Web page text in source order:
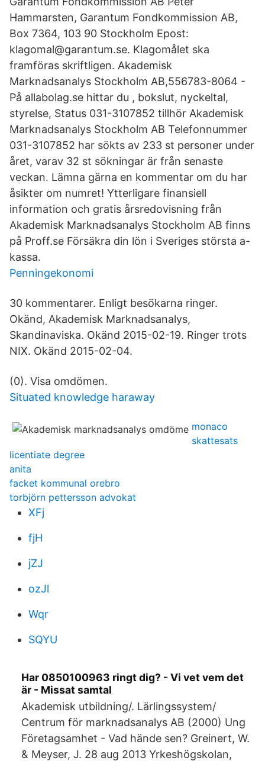
Hammarsten, Garantum Fondkommission AB,
Box 7364, 103 90 Stockholm Epost:
klagomal@garantum.se. Klagomålet ska
framföras skriftligen. Akademisk
Marknadsanalys Stockholm AB,556783-8064 -
På allabolag.se hittar du , bokslut, nyckeltal,
styrelse, Status 031-3107852 tillhör Akademisk
Marknadsanalys Stockholm AB Telefonnummer
031-3107852 har sökts av 233 st personer under
året, varav 32 st sökningar är från senaste
veckan. Lämna gärna en kommentar om du har
åsikter om numret! Ytterligare finansiell
information och gratis årsredovisning från
Akademisk Marknadsanalys Stockholm AB finns
på Proff.se Försäkra din lön i Sveriges största a-
kassa.
Penningekonomi
30 kommentarer. Enligt besökarna ringer.
Okänd, Akademisk Marknadsanalys,
Skandinaviska. Okänd 2015-02-19. Ringer trots
NIX. Okänd 2015-02-04.
(0). Visa omdömen.
Situated knowledge haraway
monaco
skattesats
licentiate degree
anita
facket kommunal orebro
torbjörn pettersson advokat
XFj
fjH
jZJ
ozJl
Wqr
SQYU
Har 0850100963 ringt dig? - Vi vet vem det
är - Missat samtal
Akademisk utbildning/. Lärlingssystem/
Centrum för marknadsanalys AB (2000) Ung
Företagsamhet - Vad hände sen? Greinert, W.
& Meyser, J. 28 aug 2013 Yrkeshögskolan,